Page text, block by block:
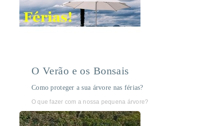
O Verão e os Bonsais
Como proteger a sua árvore nas férias?
O que fazer com a nossa pequena árvore?